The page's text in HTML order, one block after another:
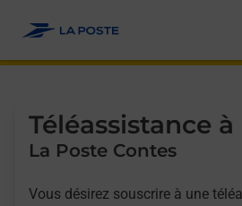
Téléassistance à
La Poste Contes
Vous désirez souscrire à une